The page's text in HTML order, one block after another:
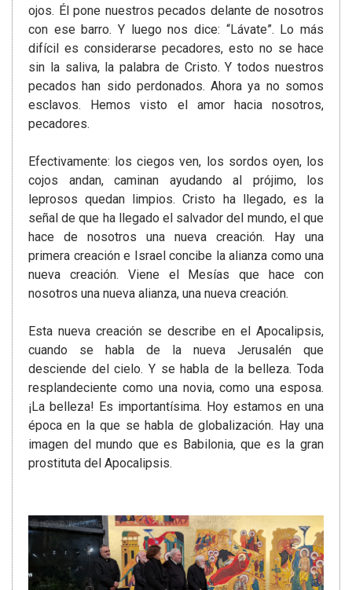
ojos. Él pone nuestros pecados delante de nosotros
con ese barro. Y luego nos dice: “Lávate”. Lo más
difícil es considerarse pecadores, esto no se hace
sin la saliva, la palabra de Cristo. Y todos nuestros
pecados han sido perdonados. Ahora ya no somos
esclavos. Hemos visto el amor hacia nosotros,
pecadores.
Efectivamente: los ciegos ven, los sordos oyen, los
cojos andan, caminan ayudando al prójimo, los
leprosos quedan limpios. Cristo ha llegado, es la
señal de que ha llegado el salvador del mundo, el que
hace de nosotros una nueva creación. Hay una
primera creación e Israel concibe la alianza como una
nueva creación. Viene el Mesías que hace con
nosotros una nueva alianza, una nueva creación.
Esta nueva creación se describe en el Apocalipsis,
cuando se habla de la nueva Jerusalén que
desciende del cielo. Y se habla de la belleza. Toda
resplandeciente como una novia, como una esposa.
¡La belleza! Es importantísima. Hoy estamos en una
época en la que se habla de globalización. Hay una
imagen del mundo que es Babilonia, que es la gran
prostituta del Apocalipsis.